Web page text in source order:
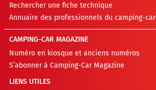
Rechercher une fiche technique
Annuaire des professionnels du camping-car
CAMPING-CAR MAGAZINE
Numéro en kiosque et anciens numéros
S’abonner à Camping-Car Magazine
LIENS UTILES